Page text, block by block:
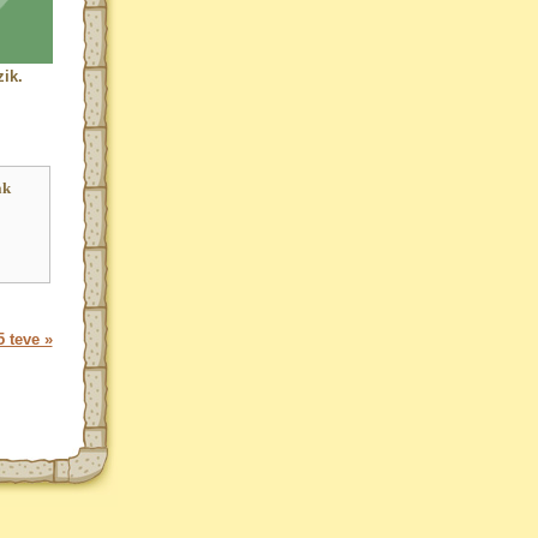
teve »